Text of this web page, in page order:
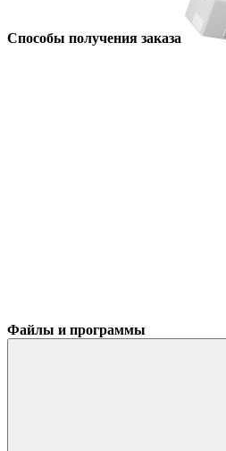
Способы получения заказа
Файлы и программы